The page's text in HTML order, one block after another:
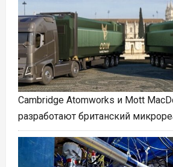
Cambridge Atomworks и Mott
разработают британский